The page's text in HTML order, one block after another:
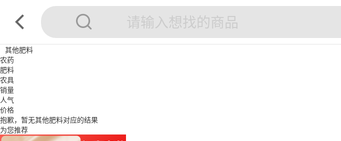
其他肥料
农药
肥料
农具
销量
人气
价格
抱歉，暂无其他肥料对应的结果
为您推荐